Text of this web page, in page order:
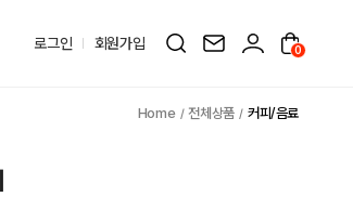
로그인 회원가입 0
전체상품 커피/음료